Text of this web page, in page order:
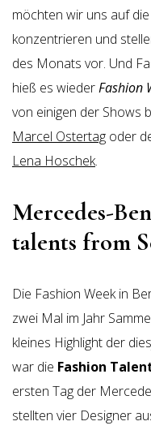
möchten wir uns auf
konzentrieren und
des Monats vor. Und
hieß es wiederFashion
von einigen der Shows
Marcel Ostertag oder
Lena Hoschek.
Mercedes-
talents from
Die Fashion Week in
zwei Mal im Jahr
kleines Highlight der
war die Fashion
ersten Tag der
stellten vier Designer